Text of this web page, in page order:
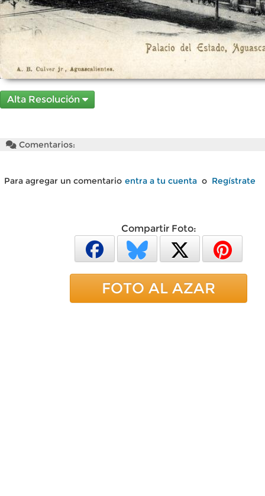
Alta Resolución
Comentarios:
Para agregar un comentario entra a tu cuenta o Regístrate
Compartir Foto:
FOTO AL AZAR